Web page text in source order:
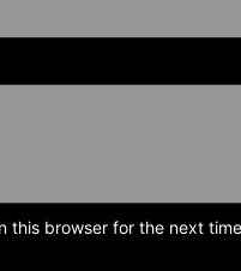
this browser for the next